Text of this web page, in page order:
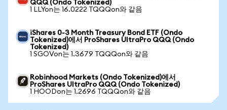
QQQ (Ondo Tokenized)
1 LLYon는 16.0222 TQQQon와 같음
iShares 0-3 Month Treasury Bond ETF (Ondo
Tokenized)에서 ProShares UltraPro QQQ (Ondo
Tokenized)
1 SGOVon는 1.3679 TQQQon와 같음
Robinhood Markets (Ondo Tokenized)에서
ProShares UltraPro QQQ (Ondo Tokenized)
1 HOODon는 1.2696 TQQQon와 같음